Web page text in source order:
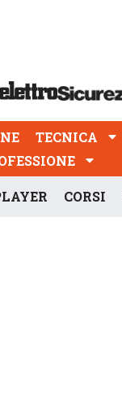
TECNICA
CORSI